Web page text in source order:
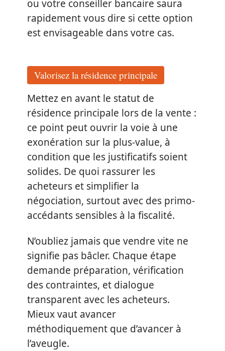
ou votre conseiller bancaire saura
rapidement vous dire si cette option
est envisageable dans votre cas.
Valorisez la résidence principale
Mettez en avant le statut de
résidence principale lors de la vente :
ce point peut ouvrir la voie à une
exonération sur la plus-value, à
condition que les justificatifs soient
solides. De quoi rassurer les
acheteurs et simplifier la
négociation, surtout avec des primo-
accédants sensibles à la fiscalité.
N’oubliez jamais que vendre vite ne
signifie pas bâcler. Chaque étape
demande préparation, vérification
des contraintes, et dialogue
transparent avec les acheteurs.
Mieux vaut avancer
méthodiquement que d’avancer à
l’aveugle.